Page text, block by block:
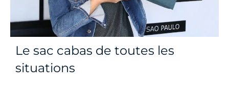
Le sac cabas de toutes les
situations